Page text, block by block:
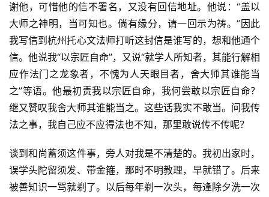
谢他，可惜他的信不署名，又没有回信地址。他说：“盖以
大师之神明，当可知也。倘有缘分，请一回示为祷。”因此
我写信到杭州托心文法师打听这封信是谁写的，想和他通个
信。他说我“以宗匠自命”，又说“就学人所知者，其能行解相
应作法门之龙象者，不愧为人天眼目者，舍大师其谁能当
之”等语。他最初责我以宗匠自命，我何尝敢以宗匠自命？
继又赞叹我舍大师其谁能当之。这些话我实不敢当。问我传
法之事，我自己应不应得法也不知，那里敢说传不传呢？
谈到和尚蓄须这件事，旁人对我是不清楚的。我初出家时，
误学头陀留须发、带金箍，那时不明教理，早就错了。后来
被善知识一骂就剃了。以后每年剃一次头，每逢除夕洗一次